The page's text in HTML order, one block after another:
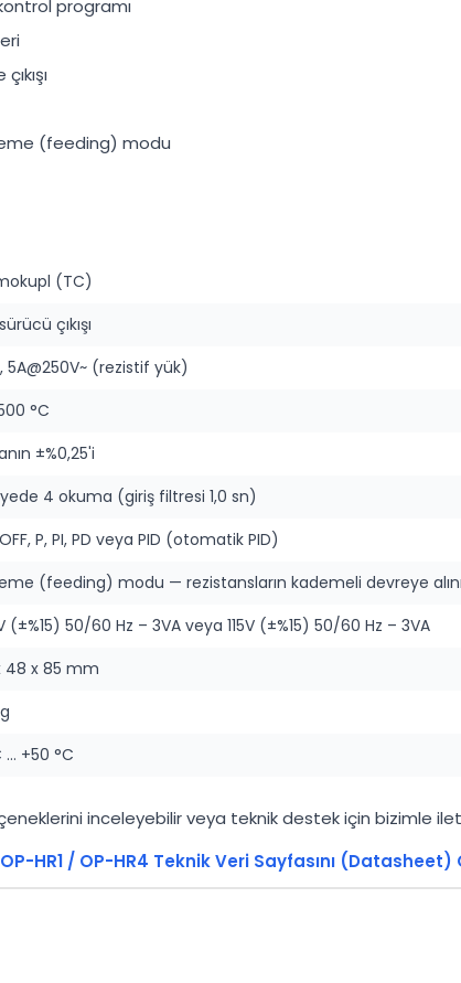
programı
(feeding) modu
(TC)
çıkışı
5A@250V~ (rezistif yük)
°C
±%0,25'i
4 okuma (giriş filtresi 1,0 sn)
P, PI, PD veya PID (otomatik PID)
(feeding) modu — rezistansların kademeli devreye
(±%15) 50/60 Hz – 3VA veya 115V (±%15) 50/60 Hz – 3VA
48 x 85 mm
… +50 °C
inceleyebilir veya teknik destek için bizimle
OP-HR1 / OP-HR4 Teknik Veri Sayfasını